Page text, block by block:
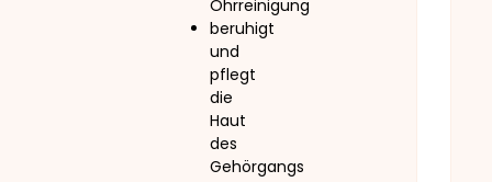
Ohrreinigung
beruhigt
und
pflegt
die
Haut
des
Gehörgangs